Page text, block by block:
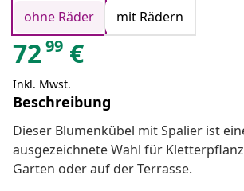
ohne Räder
mit Rädern
7299 €
Inkl. Mwst.
Beschreibung
Dieser Blumenkübel mit Spalier ist
ausgezeichnete Wahl für
Garten oder auf der Terrasse.